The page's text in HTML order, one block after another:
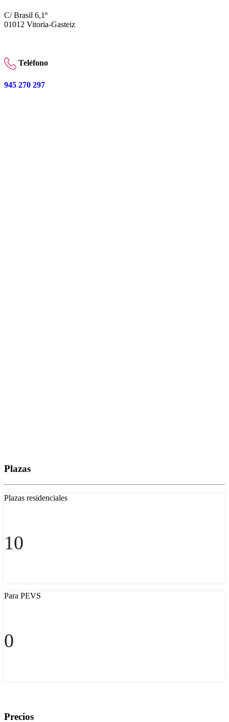
C/ Brasil 6,1º
01012 Vitoria-Gasteiz
Teléfono
945 270 297
Plazas
Plazas residenciales
10
Para PEVS
0
Precios